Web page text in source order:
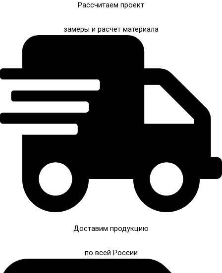
Рассчитаем проект
замеры и расчет материала
Доставим продукцию
по всей России